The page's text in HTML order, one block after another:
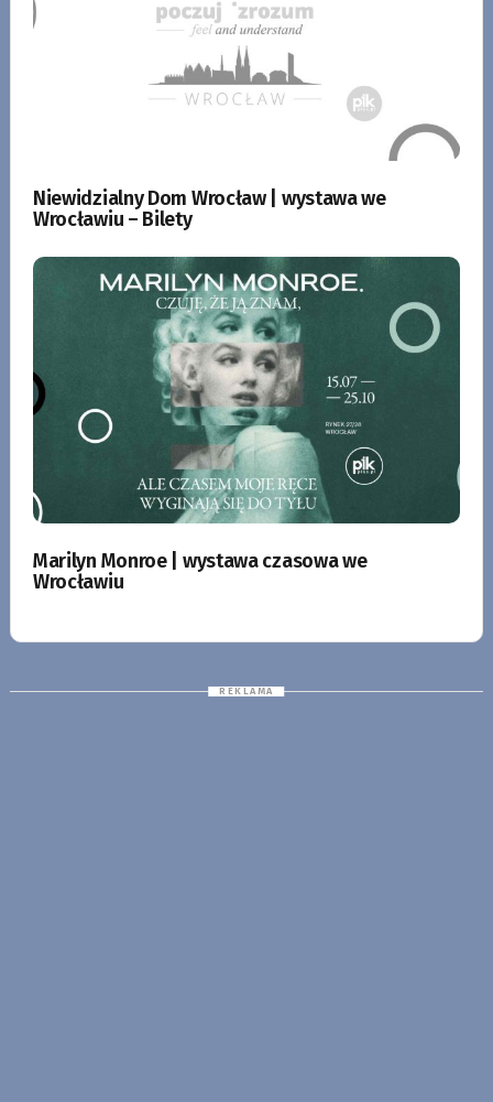
Niewidzialny Dom Wrocław | wystawa we
Wrocławiu – Bilety
Marilyn Monroe | wystawa czasowa we
Wrocławiu